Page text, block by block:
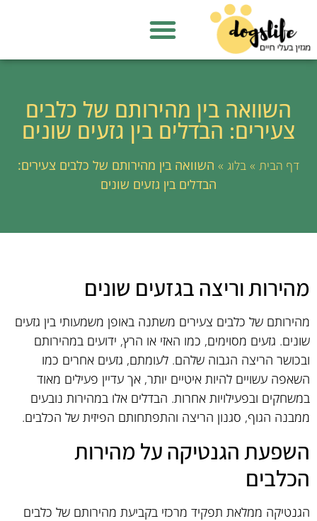
השוואה בין מהירותם של כלבים
צעירים: הבדלים בין גזעים שונים
דף הבית »בלוג » השוואה בין מהירותם של כלבים צעירים:
הבדלים בין גזעים שונים
מהירות וריצה בגזעים שונים
מהירותם של כלבים צעירים משתנה באופן משמעותי בין גזעים
שונים. גזעים מסוימים, כמו האזי או הרץ, ידועים במהירותם
ובכושר הריצה הגבוה שלהם. לעומתם, גזעים אחרים כמו
השאפה עשויים להיות איטיים יותר, אך עדיין פעילים מאוד
במשחקים ובפעילויות אחרות. הבדלים אלו במהירות נובעים
ממבנה הגוף, סגנון הריצה והתפתחותם הפיזית של הכלבים.
השפעת הגנטיקה על מהירות
הכלבים
הגנטיקה ממלאת תפקיד מרכזי בקביעת מהירותם של כלבים